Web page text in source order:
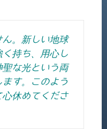
。新しい地球
く持ち、用心し
聖な光という両
す。このよう
休めてくださ